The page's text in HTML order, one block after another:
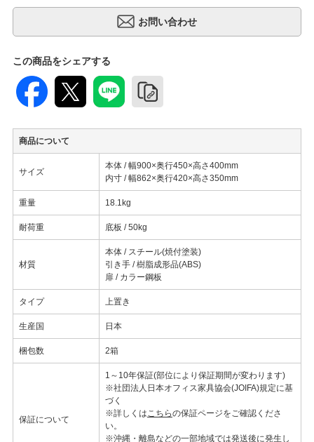
この商品をシェアする
商品について
サイズ
本体 / 幅900×奥行450×高さ400mm
内寸 / 幅862×奥行420×高さ350mm
重量 18.1kg
耐荷重 底板 / 50kg
材質
本体 / スチール(焼付塗装)
引き手 / 樹脂成形品(ABS)
扉 / カラー鋼板
タイプ 上置き
生産国 日本
梱包数 2箱
保証について
1～10年保証(部位により保証期間が変わります)
※社団法人日本オフィス家具協会(JOIFA)規定に基
づく
※詳しくはこちらの保証ページをご確認くださ
い。
※沖縄・離島などの一部地域では発送後に発生し